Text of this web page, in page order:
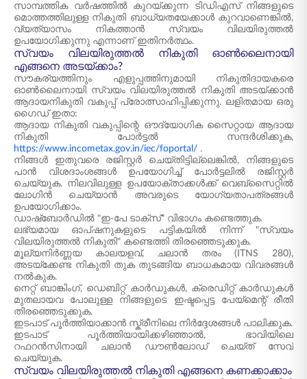
സാമ്പത്തിക വർഷത്തിൽ കുറയ്ക്കുന്ന ടിഡിഎസ് നിങ്ങളുടെ
മൊത്തത്തിലുള്ള നികുതി ബാധ്യതയേക്കാൾ കുറവാണെങ്കിൽ,
വ്യത്യാസം നികത്താൻ സ്വയം വിലയിരുത്തൽ
ഉപയോഗിക്കുന്നു എന്നാണ് ഇതിനർത്ഥം.
സ്വയം വിലയിരുത്തൽ നികുതി ഓൺലൈനായി
എങ്ങനെ അടയ്ക്കാം?
സൗകര്യത്തിനും എളുപ്പത്തിനുമായി നികുതിദായകരെ
ഓൺലൈനായി സ്വയം വിലയിരുത്തൽ നികുതി അടയ്ക്കാൻ
ആദായനികുതി വകുപ്പ് പ്രോത്സാഹിപ്പിക്കുന്നു. ലളിതമായ ഒരു
ഗൈഡ് ഇതാ:
ആദായ നികുതി വകുപ്പിന്റെ ഔദ്യോഗിക സൈറ്റായ ആദായ
നികുതി പോർട്ടൽ സന്ദർശിക്കുക,
https://www.incometax.gov.in/iec/foportal/ .
നിങ്ങൾ ഇതുവരെ രജിസ്റ്റർ ചെയ്തിട്ടില്ലെങ്കിൽ, നിങ്ങളുടെ
പാൻ വിശദാംശങ്ങൾ ഉപയോഗിച്ച് പോർട്ടലിൽ രജിസ്റ്റർ
ചെയ്യുക. നിലവിലുള്ള ഉപയോക്താക്കൾക്ക് വെബ്‌സൈറ്റിൽ
ലോഗിൻ ചെയ്യാൻ അവരുടെ യോഗ്യതാപത്രങ്ങൾ
ഉപയോഗിക്കാം.
ഡാഷ്‌ബോർഡിൽ "ഇ-പേ ടാക്സ്" വിഭാഗം കണ്ടെത്തുക.
ലഭ്യമായ ഓപ്ഷനുകളുടെ പട്ടികയിൽ നിന്ന് "സ്വയം
വിലയിരുത്തൽ നികുതി" കണ്ടെത്തി തിരഞ്ഞെടുക്കുക.
മൂല്യനിർണ്ണയ കാലയളവ്, ചലാൻ തരം (ITNS 280),
അടയ്‌ക്കേണ്ട നികുതി തുക തുടങ്ങിയ ബാധകമായ വിവരങ്ങൾ
നൽകുക.
നെറ്റ് ബാങ്കിംഗ്, ഡെബിറ്റ് കാർഡുകൾ, ക്രെഡിറ്റ് കാർഡുകൾ
മുതലായവ പോലുള്ള നിങ്ങളുടെ ഇഷ്ടപ്പെട്ട പേയ്‌മെന്റ് രീതി
തിരഞ്ഞെടുക്കുക.
ഇടപാട് പൂർത്തിയാക്കാൻ സ്ക്രീനിലെ നിർദ്ദേശങ്ങൾ പാലിക്കുക.
ഇടപാട് പൂർത്തിയായിക്കഴിഞ്ഞാൽ, ഭാവിയിലെ
റഫറൻസിനായി ചലാൻ ഡൗൺലോഡ് ചെയ്ത് സേവ്
ചെയ്യുക.
സ്വയം വിലയിരുത്തൽ നികുതി എങ്ങനെ കണക്കാക്കാം